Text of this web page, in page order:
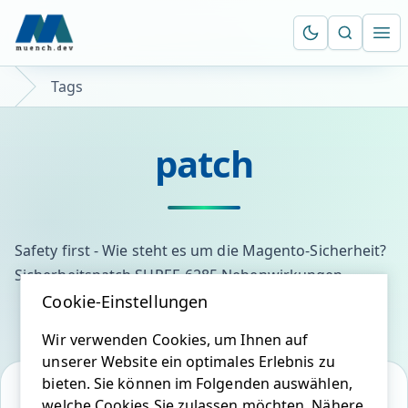
Suche
Tags
patch
Safety first - Wie steht es um die Magento-Sicherheit?
Sicherheitspatch SUPEE-6285 Nebenwirkungen
Cookie-Einstellungen
Wir verwenden Cookies, um Ihnen auf
unserer Website ein optimales Erlebnis zu
bieten. Sie können im Folgenden auswählen,